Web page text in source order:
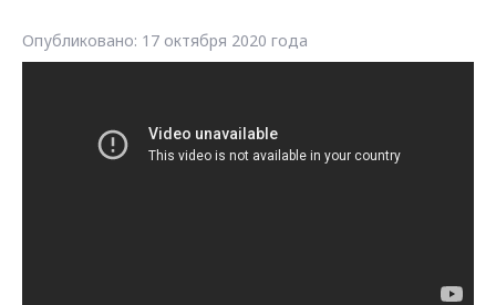
Опубликовано: 17 октября 2020 года